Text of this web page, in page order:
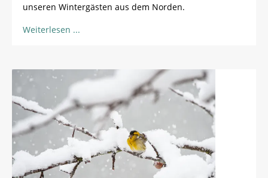
unseren Wintergästen aus dem Norden.
Weiterlesen